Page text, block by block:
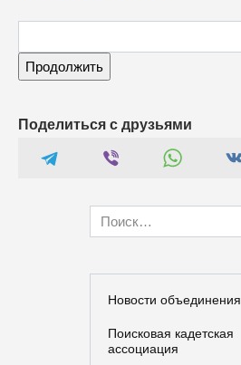
Поделиться с друзьями
for:
Новости объединения
Поисковая кадетская
ассоциация